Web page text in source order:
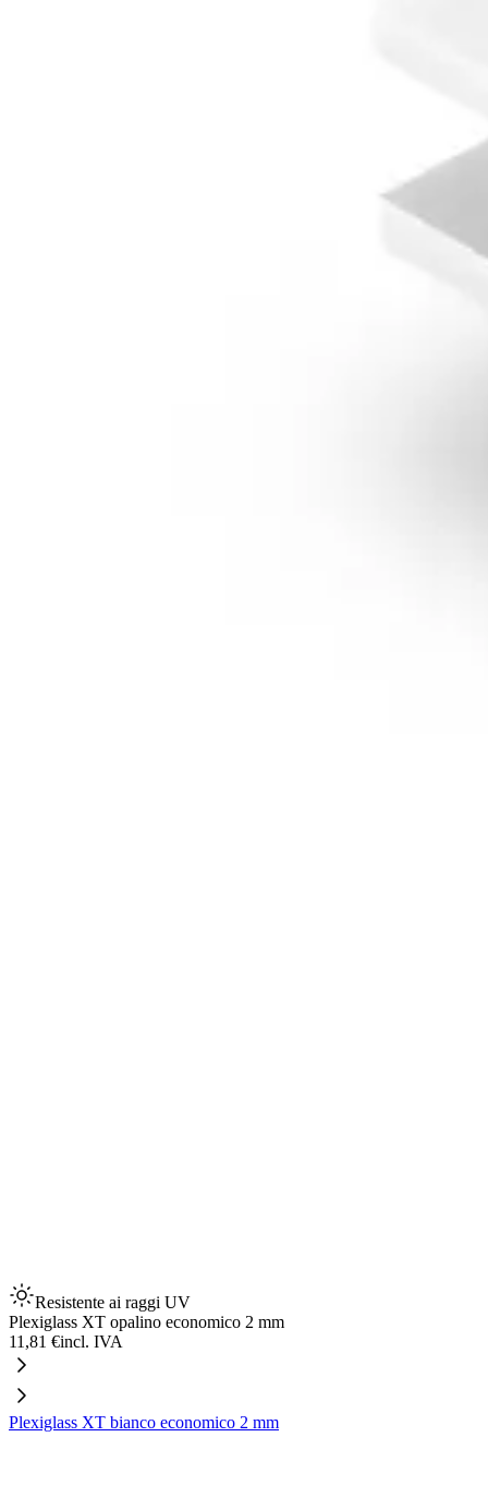
Resistente ai raggi UV
Plexiglass XT opalino economico 2 mm
11,81 €incl. IVA
Plexiglass XT bianco economico 2 mm